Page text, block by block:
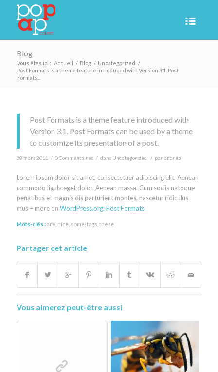
Blog
Vous êtes ici : Accueil / Blog / Uncategorized /
Post Formats is a theme feature introduced with Version 3.1. Post
Formats...
Post Formats is a theme feature introduced with
Version 3.1. Post Formats can be used by a theme
to customize its presentation of a post.
28 mars 2011 / 0 Commentaires / dans Uncategorized / par andrea
Lorem ipsum dolor sit amet, consectetuer adipiscing elit. Aenean
commodo ligula eget dolor. Aenean massa. Cum sociis natoque
penatibus et magnis dis parturient montes, nascetur ridiculus
mus – more on WordPress.org: Post Formats
Mots-clés :are nice some tags these
Partager cet article
Vous aimerez peut-être aussi